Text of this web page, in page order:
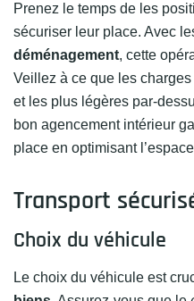
Prenez le temps de les
sécuriser leur place. Avec
déménagement, cette
Veillez à ce que les
et les plus légères par-
bon agencement intérieur
place en optimisant
Transport
Choix du véhicule
Le choix du véhicule est